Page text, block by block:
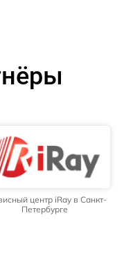
центр iRay в Санкт-
Петербурге